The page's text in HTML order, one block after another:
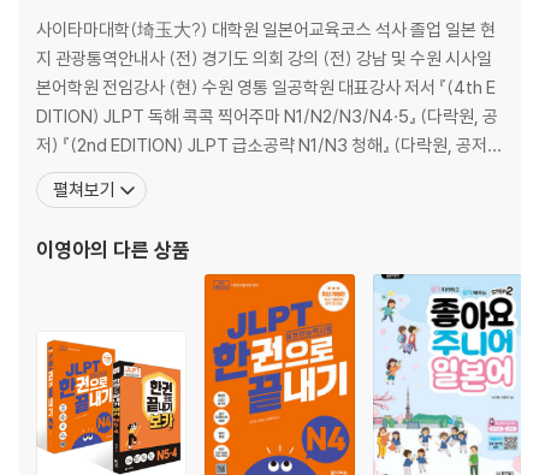
사이타마대학(埼玉大?) 대학원 일본어교육코스 석사 졸업 일본 현
지 관광통역안내사 (전) 경기도 의회 강의 (전) 강남 및 수원 시사일
본어학원 전임강사 (현) 수원 영통 일공학원 대표강사 저서 『(4th E
DITION) JLPT 독해 콕콕 찍어주마 N1/N2/N3/N4·5』 (다락원, 공
저) 『(2nd EDITION) JLPT 급소공략 N1/N3 청해』 (다락원, 공저)
『JLPT(일본어능력시험) FINAL TEST N2/N4』 (다락원, 공저) 『최
신개정판 JLPT(일본어능력시험) 한권으로 끝내기 N4』 (다락원, 공
펼쳐보기
이영아의 다른 상품